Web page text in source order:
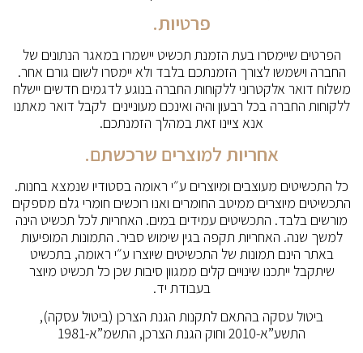
פרטיות.
הפרטים שיימסרו בעת הזמנת תכשיט יישמרו במאגר הנתונים של
החברה וישמשו לצורך הזמנתכם בלבד ולא יימסרו לשום גורם אחר.
משלוח דואר אלקטרוני ללקוחות החברה בנוגע לדגמים חדשים יישלח
ללקוחות החברה בכל רבעון והיה ואינכם מעוניינים לקבל דואר מאתנו
אנא ציינו זאת במהלך הזמנתכם.
אחריות למוצרים שרכשתם.
כל התכשיטים מעוצבים ומיוצרים ע״י ראומה בסטודיו שנמצא בחנות.
התכשיטים מיוצרים ממיטב החומרים ואנו רוכשים חומרי גלם מספקים
מורשים בלבד. התכשיטים עמידים במים. האחריות לכל תכשיט הינה
למשך שנה. האחריות תקפה בגין שימוש סביר. התמונות המופיעות
באתר הינם תמונות של התכשיטים שיוצרו ע״י ראומה, בתכשיט
שיתקבל ייתכנו שינויים קלים ממגוון סיבות שכן כל תכשיט מיוצר
בעבודת יד.
ביטול עסקה בהתאם לתקנות הגנת הצרכן (ביטול עסקה),
התשע”א-2010 וחוק הגנת הצרכן, התשמ”א-1981